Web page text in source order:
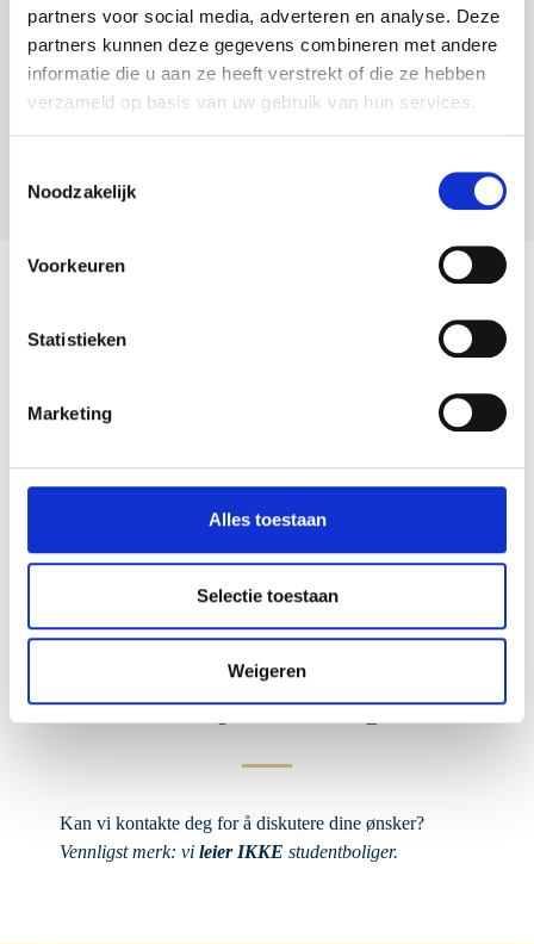
partners voor social media, adverteren en analyse. Deze
partners kunnen deze gegevens combineren met andere
informatie die u aan ze heeft verstrekt of die ze hebben
verzameld op basis van uw gebruik van hun services.
Noodzakelijk
Voorkeuren
Statistieken
Marketing
Alles toestaan
Selectie toestaan
Weigeren
Mobil, så den kan flyttes
Kan lages etter mål
Bli overrasket over de mange mulighetene,
Informasjonsforespørsel
Kan vi kontakte deg for å diskutere dine ønsker?
Vennligst merk: vi leier IKKE studentboliger.